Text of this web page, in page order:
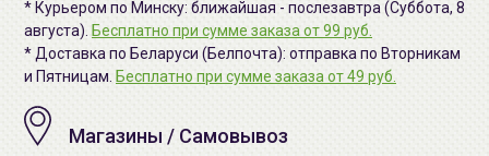
* Курьером по Минску: ближайшая - послезавтра (Суббота, 8
августа). Бесплатно при сумме заказа от 99 руб.
* Доставка по Беларуси (Белпочта): отправка по Вторникам
и Пятницам. Бесплатно при сумме заказа от 49 руб.
Магазины / Самовывоз